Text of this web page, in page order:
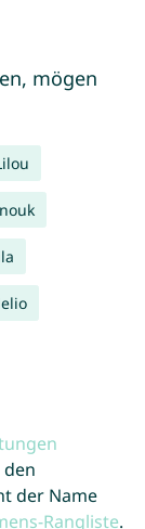
mögen
der Name
Rangliste.